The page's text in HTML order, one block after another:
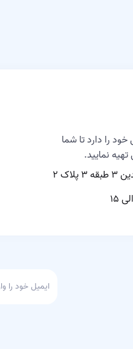
را دارد تا شما
نمایید.